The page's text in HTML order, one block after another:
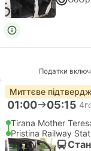
Податки
Миттєве
01:00 05:15
Tirana Mother
Pristina Railway